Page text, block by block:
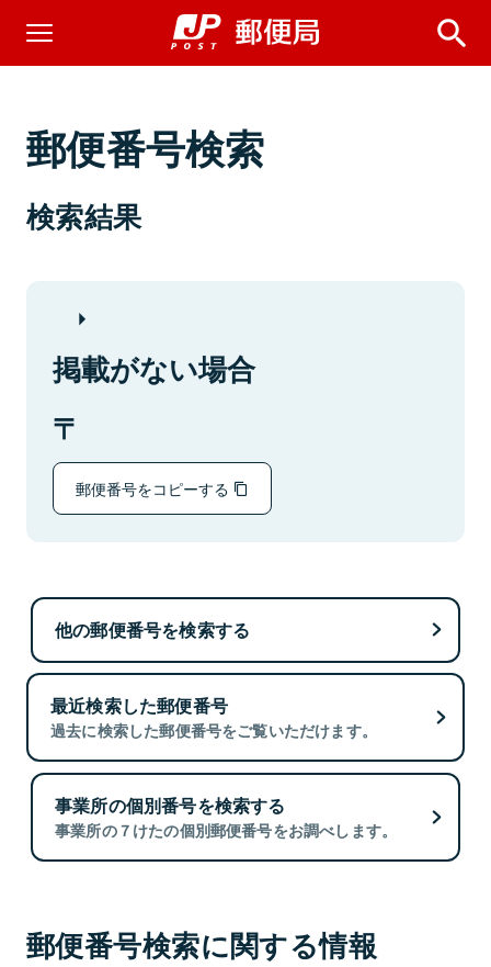
郵便番号検索
検索結果
掲載がない場合
郵便番号をコピーする
他の郵便番号を検索する
最近検索した郵便番号
過去に検索した郵便番号をご覧いただけます。
事業所の個別番号を検索する
事業所の７けたの個別郵便番号をお調べします。
郵便番号検索に関する情報